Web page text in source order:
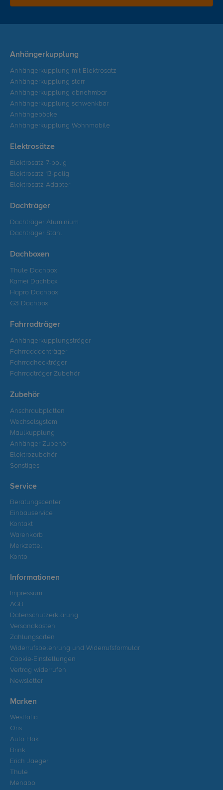
Anhängerkupplung
Anhängerkupplung mit Elektrosatz
Anhängerkupplung starr
Anhängerkupplung abnehmbar
Anhängerkupplung schwenkbar
Anhängeböcke
Anhängerkupplung Wohnmobile
Elektrosätze
Elektrosatz 7-polig
Elektrosatz 13-polig
Elektrosatz Adapter
Dachträger
Dachträger Aluminium
Dachträger Stahl
Dachboxen
Thule Dachbox
Kamei Dachbox
Hapro Dachbox
G3 Dachbox
Fahrradträger
Anhängerkupplungsträger
Fahrraddachträger
Fahrradheckträger
Fahrradträger Zubehör
Zubehör
Anschraubplatten
Wechselsystem
Maulkupplung
Anhänger Zubehör
Elektrozubehör
Sonstiges
Service
Beratungscenter
Einbauservice
Kontakt
Warenkorb
Merkzettel
Konto
Informationen
Impressum
AGB
Datenschutzerklärung
Versandkosten
Zahlungsarten
Widerrufsbelehrung und Widerrufsformular
Cookie-Einstellungen
Vertrag widerrufen
Newsletter
Marken
Westfalia
Oris
Auto Hak
Brink
Erich Jaeger
Thule
Menabo